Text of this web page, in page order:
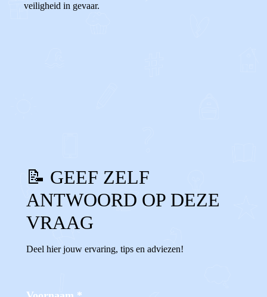
veiligheid in gevaar.
📝 GEEF ZELF
ANTWOORD OP DEZE
VRAAG
Deel hier jouw ervaring, tips en adviezen!